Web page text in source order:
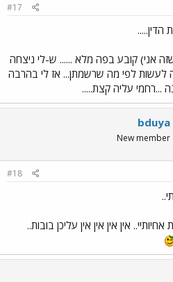
#17
הדין.....
אני) קובע בפה מלא ...... ש-לי ניצחה
מה לעשות לפי מה שרשמתן... אז לי בהרבה
...רחמי עליה קצת.....
bduya
New member
#18
אחיותיי.. אין אין אין אין עליכן בובות..